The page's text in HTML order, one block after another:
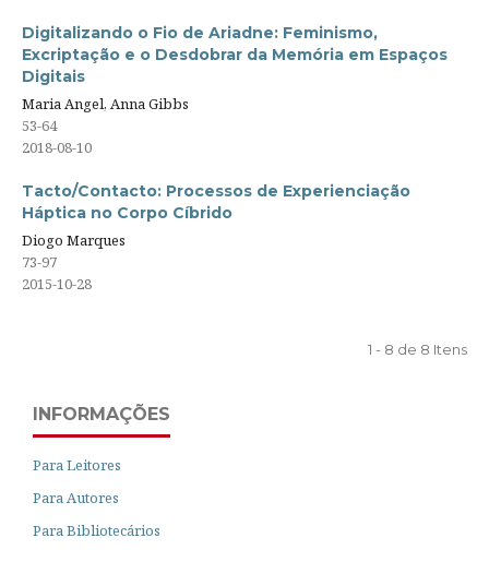
Digitalizando o Fio de Ariadne: Feminismo,
Excriptação e o Desdobrar da Memória em Espaços
Digitais
Maria Angel, Anna Gibbs
53-64
2018-08-10
Tacto/Contacto: Processos de Experienciação
Háptica no Corpo Cíbrido
Diogo Marques
73-97
2015-10-28
1 - 8 de 8 Itens
INFORMAÇÕES
Para Leitores
Para Autores
Para Bibliotecários